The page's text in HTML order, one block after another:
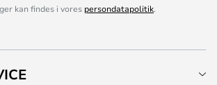
kan findes i vores persondatapolitik.